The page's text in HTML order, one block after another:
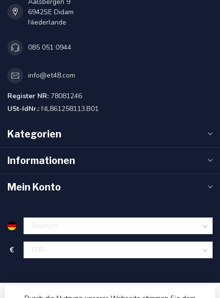
6942SE Didam
Niederlande
085 051 0944
info@et48.com
Register NR: 78081246
USt-IdNr.: NL861258113.B01
Kategorien
Informationen
Mein Konto
€